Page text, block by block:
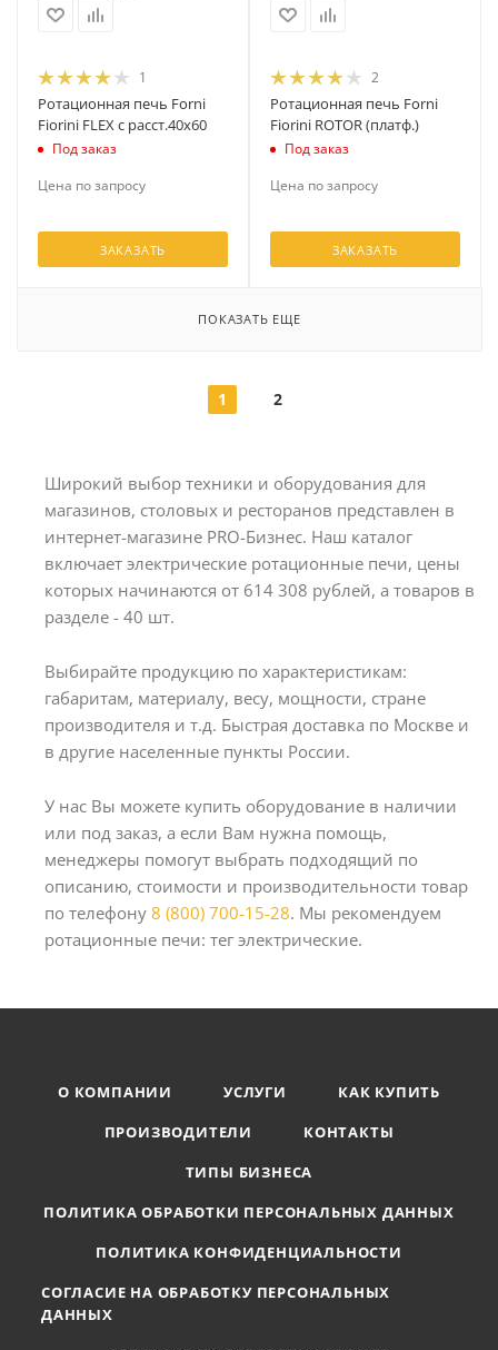
1
Ротационная печь Forni
Fiorini FLEX с расст.40x60
Под заказ
Цена по запросу
ЗАКАЗАТЬ
2
Ротационная печь Forni
Fiorini ROTOR (платф.)
Под заказ
Цена по запросу
ЗАКАЗАТЬ
ПОКАЗАТЬ ЕЩЕ
1 2
Широкий выбор техники и оборудования для
магазинов, столовых и ресторанов представлен в
интернет-магазине PRO-Бизнес. Наш каталог
включает электрические ротационные печи, цены
которых начинаются от 614 308 рублей, а товаров в
разделе - 40 шт.
Выбирайте продукцию по характеристикам:
габаритам, материалу, весу, мощности, стране
производителя и т.д. Быстрая доставка по Москве и
в другие населенные пункты России.
У нас Вы можете купить оборудование в наличии
или под заказ, а если Вам нужна помощь,
менеджеры помогут выбрать подходящий по
описанию, стоимости и производительности товар
по телефону 8 (800) 700-15-28. Мы рекомендуем
ротационные печи: тег электрические.
О КОМПАНИИ УСЛУГИ
КАК КУПИТЬ
ПРОИЗВОДИТЕЛИ
КОНТАКТЫ
ТИПЫ БИЗНЕСА
ПОЛИТИКА ОБРАБОТКИ ПЕРСОНАЛЬНЫХ ДАННЫХ
ПОЛИТИКА КОНФИДЕНЦИАЛЬНОСТИ
СОГЛАСИЕ НА ОБРАБОТКУ ПЕРСОНАЛЬНЫХ
ДАННЫХ